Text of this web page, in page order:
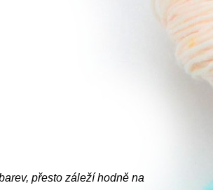
přesto záleží hodně na